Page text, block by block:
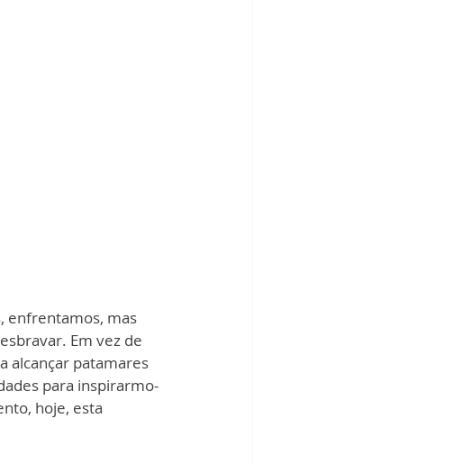
enfrentamos, mas
Em vez de
alcançar patamares
para inspirarmo-
hoje, esta